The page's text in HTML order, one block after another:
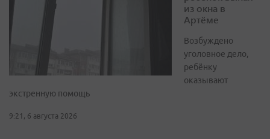
из окна в
Артёме
Возбуждено
уголовное дело,
ребёнку
оказывают
экстренную помощь
9:21, 6 августа 2026